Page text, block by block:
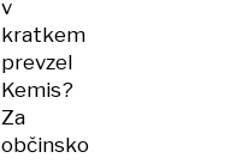
v
kratkem
prevzel
Kemis?
Za
občinsko